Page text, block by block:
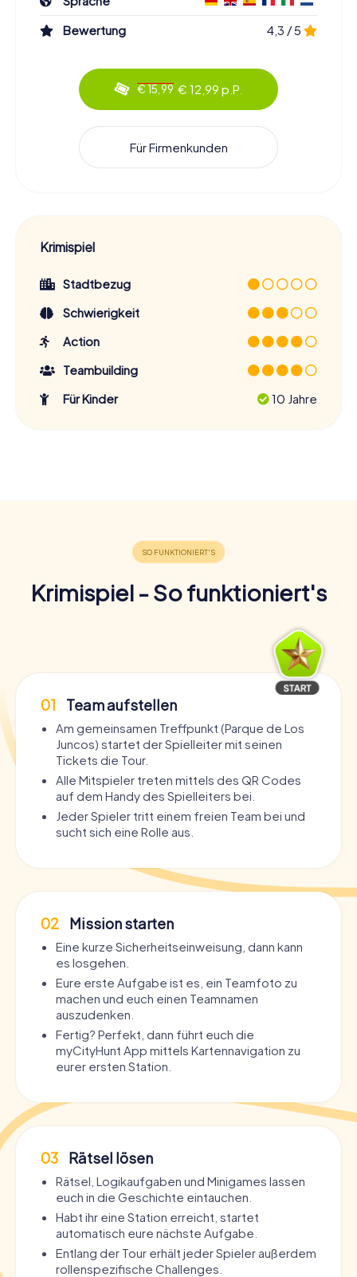
Bewertung
4,3 / 5
€ 15,99 € 12,99 p.P.
Für Firmenkunden
Krimispiel
Stadtbezug
Schwierigkeit
Action
Teambuilding
Für Kinder
10 Jahre
Krimispiel - So funktioniert's
01 Team aufstellen
Am gemeinsamen Treffpunkt (Parque de Los
Juncos) startet der Spielleiter mit seinen
Tickets die Tour.
Alle Mitspieler treten mittels des QR Codes
auf dem Handy des Spielleiters bei.
Jeder Spieler tritt einem freien Team bei und
sucht sich eine Rolle aus.
02 Mission starten
Eine kurze Sicherheitseinweisung, dann kann
es losgehen.
Eure erste Aufgabe ist es, ein Teamfoto zu
machen und euch einen Teamnamen
auszudenken.
Fertig? Perfekt, dann führt euch die
myCityHunt App mittels Kartennavigation zu
eurer ersten Station.
03 Rätsel lösen
Rätsel, Logikaufgaben und Minigames lassen
euch in die Geschichte eintauchen.
Habt ihr eine Station erreicht, startet
automatisch eure nächste Aufgabe.
Entlang der Tour erhält jeder Spieler außerdem
rollenspezifische Challenges.